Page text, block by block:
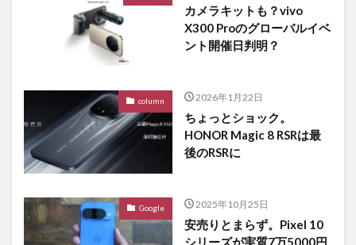
カメラキットも？vivo
X300 Proのグローバルイベ
ント開催日判明？
column 2026年1月22日
ちょっとショック。
HONOR Magic 8 RSRは最
後のRSRに
Google 2025年10月25日
安売りとまらず。Pixel 10
シリーズが実質7万5000円